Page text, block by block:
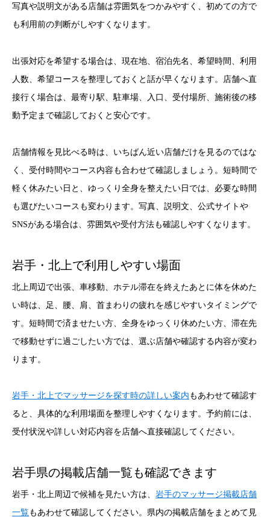
写真や説明文がある店舗は雰囲気をつかみやすく、初めての方で
も利用前の判断がしやすくなります。
出張対応を希望する場合は、現在地、宿泊先名、希望時間、利用
人数、希望コースを整理しておくと話が早くなります。店舗へ直
接行く場合は、最寄り駅、駐車場、入口、受付場所、施術後の移
動予定まで確認しておくと安心です。
店舗情報を見比べる時は、いちばん近い店舗だけを見るのではな
く、受付時間やコース内容も合わせて確認しましょう。短時間で
軽く休みたい日と、ゆっくり全身を整えたい日では、必要な時間
も選びたいコースも変わります。写真、説明文、公式サイトや
SNSがある場合は、雰囲気や受付方法も確認しやすくなります。
岩手・北上で利用しやすい場面
北上周辺で出張、車移動、ホテル滞在を終えたあとに体を休めた
い時は、足、腰、肩、首まわりの疲れを感じやすいタイミングで
す。短時間で済ませたい方、全身をゆっくり休めたい方、滞在先
で移動せずに過ごしたい方では、選ぶ店舗や確認する内容が変わ
ります。
岩手・北上でマッサージを探す時の詳しい案内 もあわせて確認す
ると、具体的な利用場面を整理しやすくなります。予約前には、
受付状況や詳しい対応内容を店舗へ直接確認してください。
岩手県の掲載店舗一覧も確認できます
岩手・北上周辺で候補を見たい方は、 岩手のマッサージ掲載店舗
一覧もあわせて確認してください。県内の掲載店舗をまとめて見